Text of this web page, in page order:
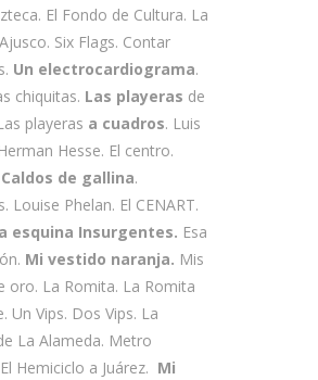
El Fondo de Cultura. La
Six Flags. Contar
Un electrocardiograma.
chiquitas. Las playeras de
playeras a cuadros. Luis
Hesse. El centro.
Caldos de gallina.
Louise Phelan. El CENART.
esquina Insurgentes. Esa
Mi vestido naranja. Mis
oro. La Romita. La Romita
Un Vips. Dos Vips. La
La Alameda. Metro
Hemiciclo a Juárez. Mi